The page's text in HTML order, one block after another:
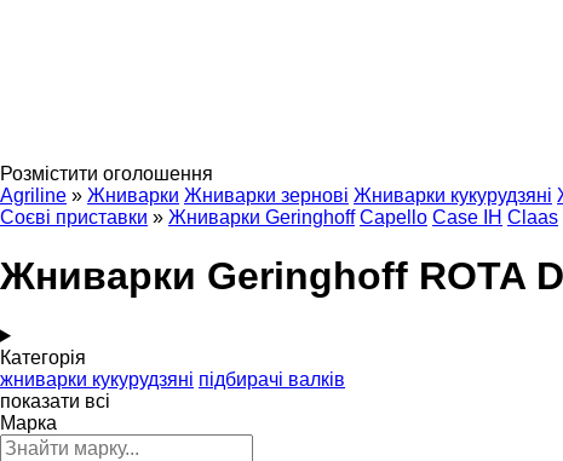
Розмістити оголошення
Agriline » Жниварки Жниварки зернові Жниварки кукурудзяні
Соєві приставки » Жниварки Geringhoff Capello Case IH Claas
Жниварки Geringhoff ROTA
Категорія
жниварки кукурудзяні підбирачі валків
показати всі
Марка